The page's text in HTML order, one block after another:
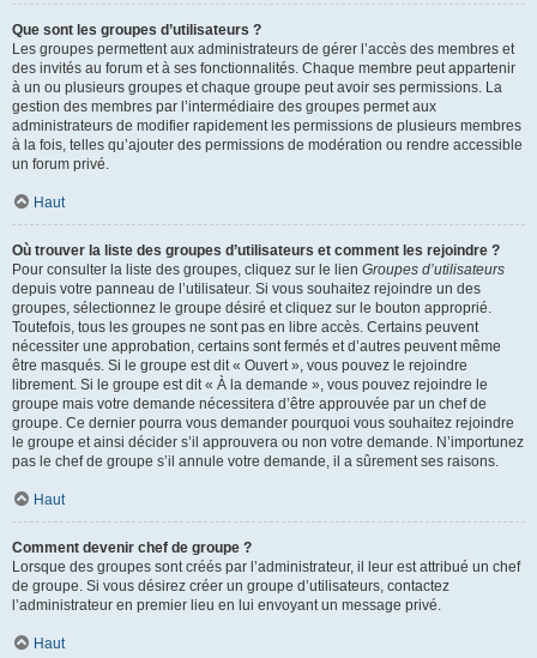
Que sont les groupes d’utilisateurs ?
Les groupes permettent aux administrateurs de gérer l’accès des membres et
des invités au forum et à ses fonctionnalités. Chaque membre peut appartenir
à un ou plusieurs groupes et chaque groupe peut avoir ses permissions. La
gestion des membres par l’intermédiaire des groupes permet aux
administrateurs de modifier rapidement les permissions de plusieurs membres
à la fois, telles qu’ajouter des permissions de modération ou rendre accessible
un forum privé.
Haut
Où trouver la liste des groupes d’utilisateurs et comment les rejoindre ?
Pour consulter la liste des groupes, cliquez sur le lien Groupes d’utilisateurs
depuis votre panneau de l’utilisateur. Si vous souhaitez rejoindre un des
groupes, sélectionnez le groupe désiré et cliquez sur le bouton approprié.
Toutefois, tous les groupes ne sont pas en libre accès. Certains peuvent
nécessiter une approbation, certains sont fermés et d’autres peuvent même
être masqués. Si le groupe est dit « Ouvert », vous pouvez le rejoindre
librement. Si le groupe est dit « À la demande », vous pouvez rejoindre le
groupe mais votre demande nécessitera d’être approuvée par un chef de
groupe. Ce dernier pourra vous demander pourquoi vous souhaitez rejoindre
le groupe et ainsi décider s’il approuvera ou non votre demande. N’importunez
pas le chef de groupe s’il annule votre demande, il a sûrement ses raisons.
Haut
Comment devenir chef de groupe ?
Lorsque des groupes sont créés par l’administrateur, il leur est attribué un chef
de groupe. Si vous désirez créer un groupe d’utilisateurs, contactez
l’administrateur en premier lieu en lui envoyant un message privé.
Haut